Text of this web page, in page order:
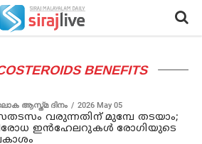
BENEFITS
ആസ്ത്മ ദിനം 2026 May 05
വരുന്നതിന് മുമ്പേ തടയാം;
ഇൻഹേലറുകൾ രോഗിയുടെ